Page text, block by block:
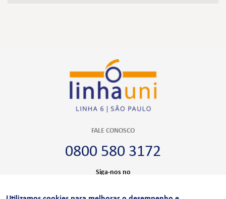
FALE CONOSCO
0800 580 3172
Siga-nos no